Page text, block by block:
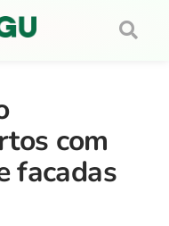
com
facadas